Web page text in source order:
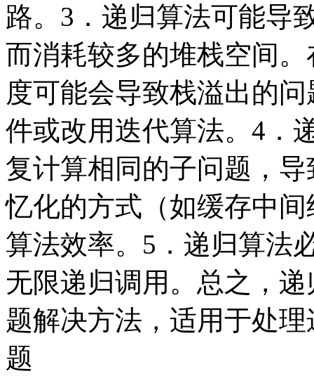
路。3．递归算法可能导
而消耗较多的堆栈空间
度可能会导致栈溢出的
件或改用迭代算法。4．
复计算相同的子问题，
忆化的方式（如缓存中
算法效率。5．递归算法
无限递归调用。总之，
题解决方法，适用于处
题